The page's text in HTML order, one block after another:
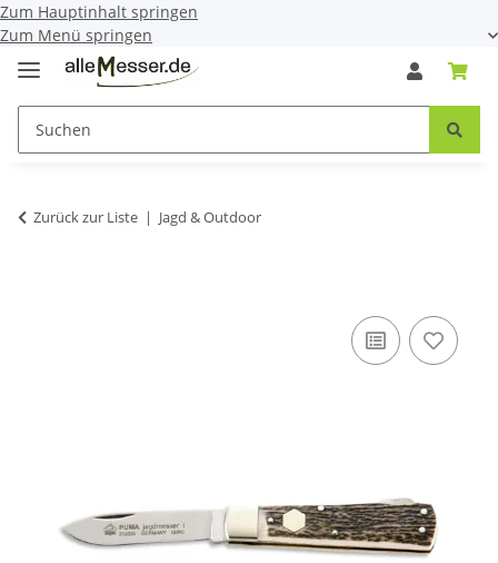
Zum Hauptinhalt springen
Zum Menü springen
Zurück zur Liste Jagd & Outdoor